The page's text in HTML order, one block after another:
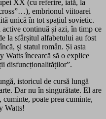
XX (cu referire, iată, la
embrionul viitoarei
unică în tot spațiul sovietic.
active continuă și azi, în timp ce
la sfârșitul alfabetului au fost
și statul român. Și asta
Watts încearcă să o explice
disfuncționalităților”.
istoricul de cursă lungă
Dar nu în singurătate. El are
cuminte, poate prea cuminte,
Watts!